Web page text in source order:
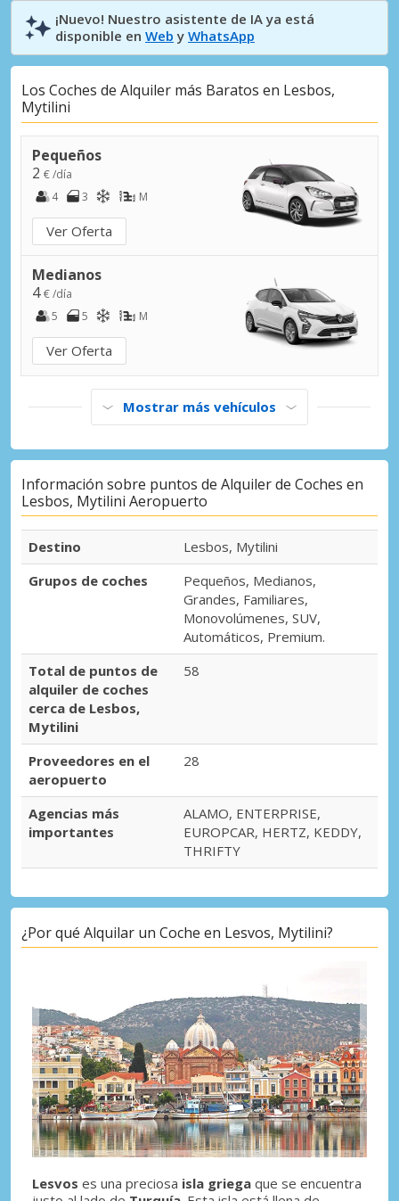
¡Nuevo! Nuestro asistente de IA ya está
disponible en Web y WhatsApp
Los Coches de Alquiler más Baratos en Lesbos,
Mytilini
Pequeños
2 € /día
4
3 M
Ver Oferta
Medianos
4€ /día
5
5 M
Ver Oferta
Mostrar más vehículos
Información sobre puntos de Alquiler de Coches en
Lesbos, Mytilini Aeropuerto
Destino
Lesbos, Mytilini
Grupos de coches
Pequeños, Medianos,
Grandes, Familiares,
Monovolúmenes, SUV,
Automáticos, Premium.
Total de puntos de
alquiler de coches
cerca de Lesbos,
Mytilini
58
Proveedores en el
aeropuerto
28
Agencias más
importantes
ALAMO, ENTERPRISE,
EUROPCAR, HERTZ, KEDDY,
THRIFTY
¿Por qué Alquilar un Coche en Lesvos, Mytilini?
Lesvos es una preciosa isla griega que se encuentra